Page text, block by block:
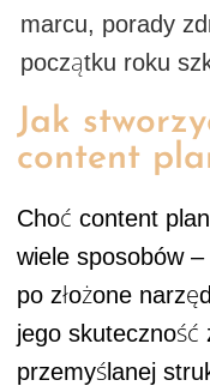
marcu, porady
początku roku
Jak
content
Choć content
wiele sposobów
po złożone
jego skuteczność
przemyślanej